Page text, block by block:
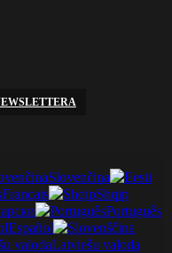
Slovenčina
Français
Shqip
Português
Español
Latviešu valoda